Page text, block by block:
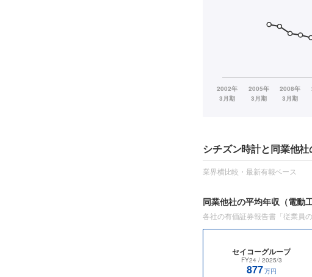
シチズン時計と同業他
業界横比較・最新有報ベース
同業他社の平均年収 （電動
各社の有価証券報告書「従業員
セイコーグループ
FY24 / 2025/3
877万円